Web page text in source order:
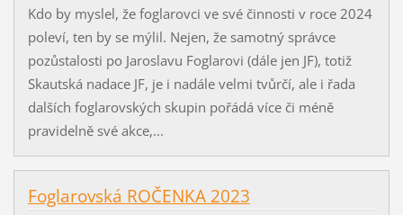
Kdo by myslel, že foglarovci ve své činnosti v roce 2024
poleví, ten by se mýlil. Nejen, že samotný správce
pozůstalosti po Jaroslavu Foglarovi (dále jen JF), totiž
Skautská nadace JF, je i nadále velmi tvůrčí, ale i řada
dalších foglarovských skupin pořádá více či méně
pravidelně své akce,...
Foglarovská ROČENKA 2023